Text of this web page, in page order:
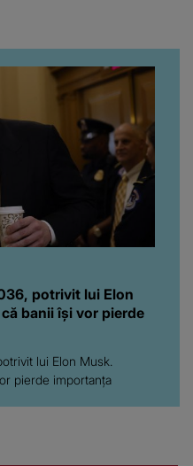
artistă i-a lăsat MASCĂ
pe toți. De data aceasta,
chiar a rupt tăcerea:
”Poate că aveam să ne
spunem, să ne...”
potrivit lui Elon
banii își vor pierde
lui Elon Musk.
pierde importanța